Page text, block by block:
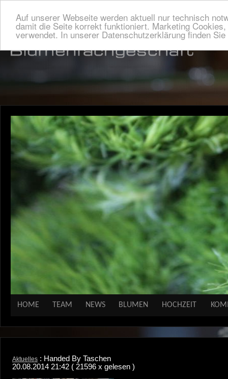
Auf unserer Webseite werden aktuell nur technisch
damit die Seite korrekt funktioniert. Marketing
verwendet. In unserer Datenschutzerklärung finden
HOME TEAM NEWS BLUMEN HOCHZEIT
Aktuelles : Handed By Taschen
20.08.2014 21:42 ( 21596 x gelesen )